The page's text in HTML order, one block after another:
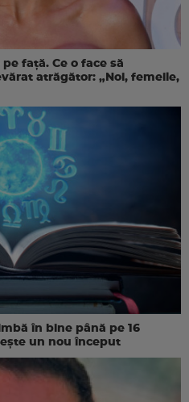
față. Ce o face să
atrăgător: „Noi, femeile,
în bine până pe 16
un nou început